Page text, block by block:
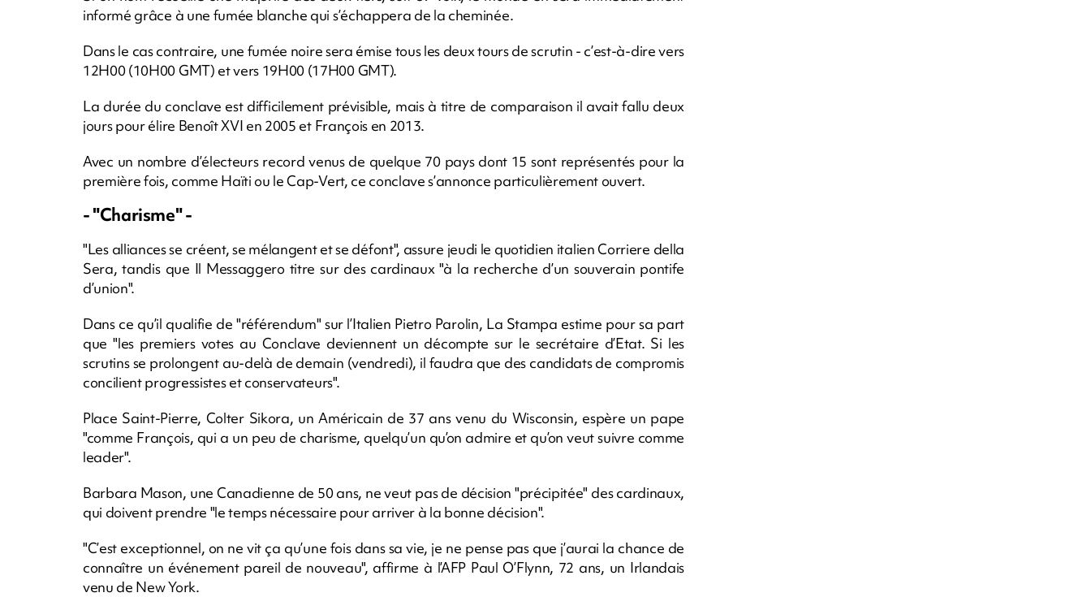
informé grâce à une fumée blanche qui s’échappera de la cheminée.
Dans le cas contraire, une fumée noire sera émise tous les deux tours de scrutin - c’est-à-dire vers
12H00 (10H00 GMT) et vers 19H00 (17H00 GMT).
La durée du conclave est difficilement prévisible, mais à titre de comparaison il avait fallu deux
jours pour élire Benoît XVI en 2005 et François en 2013.
Avec un nombre d’électeurs record venus de quelque 70 pays dont 15 sont représentés pour la
première fois, comme Haïti ou le Cap-Vert, ce conclave s’annonce particulièrement ouvert.
- "Charisme" -
"Les alliances se créent, se mélangent et se défont", assure jeudi le quotidien italien Corriere della
Sera, tandis que Il Messaggero titre sur des cardinaux "à la recherche d’un souverain pontife
d’union".
Dans ce qu’il qualifie de "référendum" sur l’Italien Pietro Parolin, La Stampa estime pour sa part
que "les premiers votes au Conclave deviennent un décompte sur le secrétaire d’Etat. Si les
scrutins se prolongent au-delà de demain (vendredi), il faudra que des candidats de compromis
concilient progressistes et conservateurs".
Place Saint-Pierre, Colter Sikora, un Américain de 37 ans venu du Wisconsin, espère un pape
"comme François, qui a un peu de charisme, quelqu’un qu’on admire et qu’on veut suivre comme
leader".
Barbara Mason, une Canadienne de 50 ans, ne veut pas de décision "précipitée" des cardinaux,
qui doivent prendre "le temps nécessaire pour arriver à la bonne décision".
"C’est exceptionnel, on ne vit ça qu’une fois dans sa vie, je ne pense pas que j’aurai la chance de
connaître un événement pareil de nouveau", affirme à l’AFP Paul O’Flynn, 72 ans, un Irlandais
venu de New York.